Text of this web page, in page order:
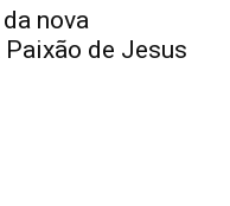
nova
de Jesus